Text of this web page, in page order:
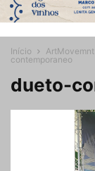
Início
contemporaneo
dueto-